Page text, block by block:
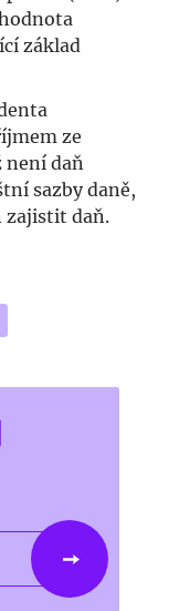
základ
ze
není daň
sazby daně,
zajistit daň.